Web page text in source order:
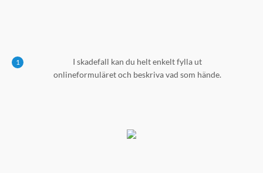
1
I skadefall kan du helt enkelt fylla ut
onlineformuläret och beskriva vad som hände.